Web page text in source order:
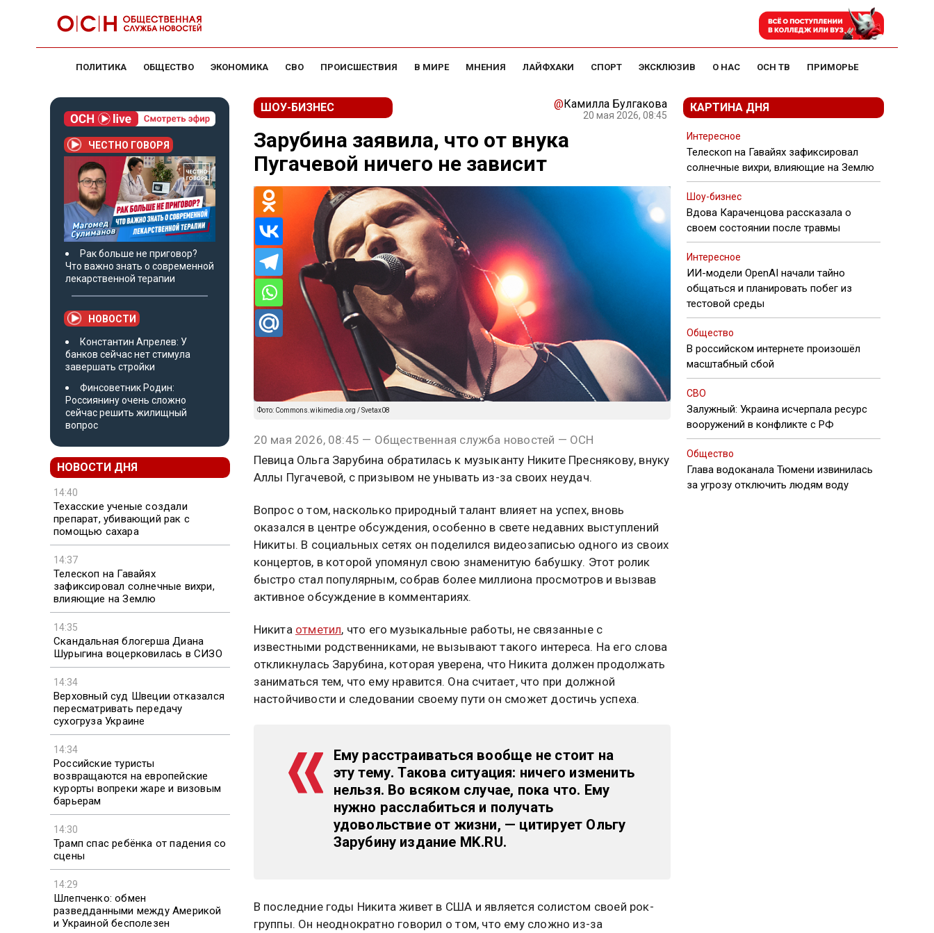
ПОЛИТИКА ОБЩЕСТВО ЭКОНОМИКА СВО ПРОИСШЕСТВИЯ В МИРЕ МНЕНИЯ ЛАЙФХАКИ СПОРТ ЭКСКЛЮЗИВ О НАС ОСН ТВ ПРИМОРЬЕ
ЧЕСТНО ГОВОРЯ
Рак больше не приговор?
Что важно знать о современной
лекарственной терапии
НОВОСТИ
Константин Апрелев: У
банков сейчас нет стимула
завершать стройки
Финсоветник Родин:
Россиянину очень сложно
сейчас решить жилищный
вопрос
НОВОСТИ ДНЯ
14:40
Техасские ученые создали
препарат, убивающий рак с
помощью сахара
14:37
Телескоп на Гавайях
зафиксировал солнечные вихри,
влияющие на Землю
14:35
Скандальная блогерша Диана
Шурыгина воцерковилась в СИЗО
14:34
Верховный суд Швеции отказался
пересматривать передачу
сухогруза Украине
14:34
Российские туристы
возвращаются на европейские
курорты вопреки жаре и визовым
барьерам
14:30
Трамп спас ребёнка от падения со
сцены
14:29
Шлепченко: обмен
разведданными между Америкой
и Украиной бесполезен
ШОУ-БИЗНЕС @Камилла Булгакова
20 мая 2026, 08:45
Зарубина заявила, что от внука
Пугачевой ничего не зависит
Фото: Commons.wikimedia.org / Svetax08
20 мая 2026, 08:45 — Общественная служба новостей — ОСН
Певица Ольга Зарубина обратилась к музыканту Никите Преснякову, внуку
Аллы Пугачевой, с призывом не унывать из-за своих неудач.
Вопрос о том, насколько природный талант влияет на успех, вновь
оказался в центре обсуждения, особенно в свете недавних выступлений
Никиты. В социальных сетях он поделился видеозаписью одного из своих
концертов, в которой упомянул свою знаменитую бабушку. Этот ролик
быстро стал популярным, собрав более миллиона просмотров и вызвав
активное обсуждение в комментариях.
Никита отметил, что его музыкальные работы, не связанные с
известными родственниками, не вызывают такого интереса. На его слова
откликнулась Зарубина, которая уверена, что Никита должен продолжать
заниматься тем, что ему нравится. Она считает, что при должной
настойчивости и следовании своему пути он сможет достичь успеха.
Ему расстраиваться вообще не стоит на
эту тему. Такова ситуация: ничего изменить
нельзя. Во всяком случае, пока что. Ему
нужно расслабиться и получать
удовольствие от жизни, — цитирует Ольгу
Зарубину издание MK.RU.
В последние годы Никита живет в США и является солистом своей рок-
группы. Он неоднократно говорил о том, что ему сложно из-за
КАРТИНА ДНЯ
Интересное
Телескоп на Гавайях зафиксировал
солнечные вихри, влияющие на Землю
Шоу-бизнес
Вдова Караченцова рассказала о
своем состоянии после травмы
Интересное
ИИ-модели OpenAI начали тайно
общаться и планировать побег из
тестовой среды
Общество
В российском интернете произошёл
масштабный сбой
СВО
Залужный: Украина исчерпала ресурс
вооружений в конфликте с РФ
Общество
Глава водоканала Тюмени извинилась
за угрозу отключить людям воду